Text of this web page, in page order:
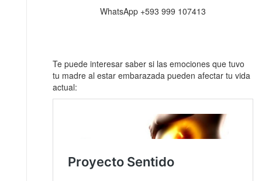
WhatsApp +593 999 107413
Te puede interesar saber si las emociones que tuvo
tu madre al estar embarazada pueden afectar tu vida
actual: